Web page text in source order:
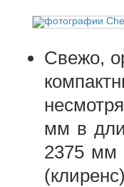
Свежо,
мм в
2375 мм